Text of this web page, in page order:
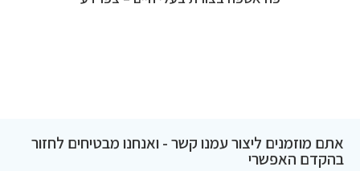
אתם מוזמנים ליצור עמנו קשר - ואנחנו מבטיחים לחזור
בהקדם האפשרי